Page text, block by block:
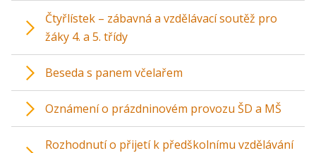
Čtyřlístek – zábavná a vzdělávací soutěž pro
žáky 4. a 5. třídy
Beseda s panem včelařem
Oznámení o prázdninovém provozu ŠD a MŠ
Rozhodnutí o přijetí k předškolnímu vzdělávání